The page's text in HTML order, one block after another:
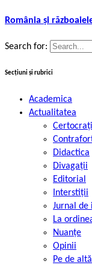
România și
Search for:
Secțiuni și rubrici
Academica
Actualitatea
Didactica
Divagații
Editorial
Interstiții
Jurnal de
La
Nuanțe
Opinii
Pe de